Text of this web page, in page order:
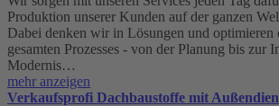
Produktion unserer Kunden auf der ganzen
Dabei denken wir in Lösungen und optimieren
gesamten Prozesses - von der Planung bis zur
Modernis…
mehr anzeigen
Verkaufsprofi Dachbaustoffe mit